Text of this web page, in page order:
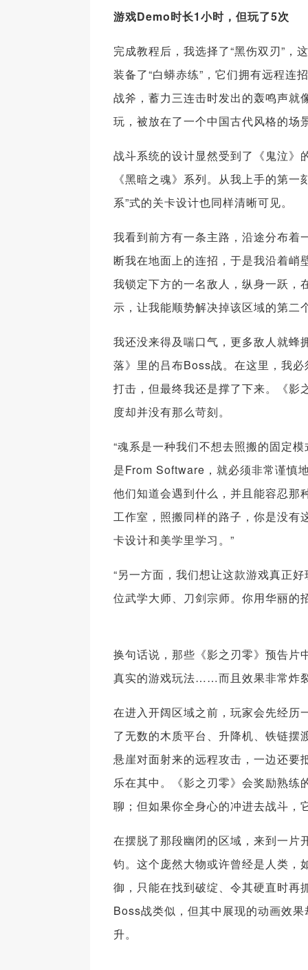
游戏Demo时长1小时，但玩了5次
完成教程后，我选择了“黑伤双刃”，
装备了“白蟒赤练”，它们拥有远程连
战斧，蓄力三连击时发出的轰鸣声就
玩，被放在了一个中国古代风格的场
战斗系统的设计显然受到了《鬼泣
《黑暗之魂》系列。从我上手的第
系”式的关卡设计也同样清晰可见。
我看到前方有一条主路，沿途分布着
断我在地面上的连招，于是我沿着峭
我锁定下方的一名敌人，纵身一跃，
示，让我能顺势解决掉该区域的第二
我还没来得及喘口气，更多敌人就蜂
落》里的吕布Boss战。在这里，我
打击，但最终我还是撑了下来。《影
度却并没有那么苛刻。
“魂系是一种我们不想去照搬的固定
是From Software，就必须非常谨慎
他们知道会遇到什么，并且能容忍那
工作室，照搬同样的路子，你是没有
卡设计和美学里学习。”
“另一方面，我们想让这款游戏真正
位武学大师、刀剑宗师。你用华丽的
换句话说，那些《影之刃零》预告片
真实的游戏玩法……而且效果非常炸
在进入开阔区域之前，玩家会先经历
了无数的木质平台、升降机、铁链摆
悬崖对面射来的远程攻击，一边还要
乐在其中。《影之刃零》会奖励熟练
聊；但如果你全身心的冲进去战斗，
在摆脱了那段幽闭的区域，来到一
钧。这个庞然大物或许曾经是人类，
御，只能在找到破绽、令其硬直时再
Boss战类似，但其中展现的动画效
升。